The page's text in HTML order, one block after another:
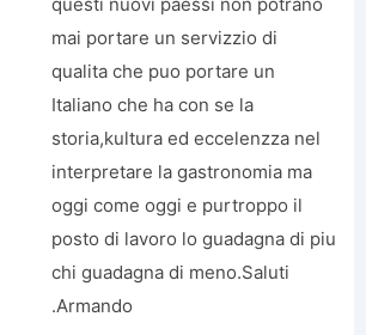
mai portare un servizzio di
qualita che puo portare un
Italiano che ha con se la
storia,kultura ed eccelenzza nel
interpretare la gastronomia ma
oggi come oggi e purtroppo il
posto di lavoro lo guadagna di piu
chi guadagna di meno.Saluti
.Armando